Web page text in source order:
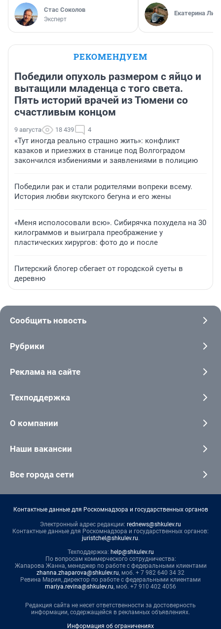
Стас Соколов
Эксперт
Екатерина
РЕКОМЕНДУЕМ
Победили опухоль размером с яйцо и
вытащили младенца с того света.
Пять историй врачей из Тюмени со
счастливым концом
9 августа 18 439 4
«Тут иногда реально страшно жить»: конфликт
казаков и приезжих в станице под Волгоградом
закончился избиениями и заявлениями в полицию
Победили рак и стали родителями вопреки всему.
История любви якутского бегуна и его жены
«Меня исполосовали всю». Сибирячка похудела на 30
килограммов и выиграла преображение у
пластических хирургов: фото до и после
Питерский блогер сбегает от городской суеты в
деревню
Сообщить новость
Рубрики
Реклама на сайте
Техподдержка
О компании
Наши вакансии
Все города сети
Контактные данные для Роскомнадзора и государственных органов
Электронный адрес редакции: rednews@shkulev.ru
Контактные данные для Роскомнадзора и государственных органов:
juristchel@shkulev.ru.
Техподдержка: help@shkulev.ru
По вопросам коммерческого сотрудничества:
Жапарова Жанна, менеджер по работе с федеральными клиентами
zhanna.zhaparova@shkulev.ru, моб. + 7 982 640 34 32
Ревина Мария, директор по работе с федеральными клиентами
mariya.revina@shkulev.ru, моб. +7 910 402 4056
Редакция сайта не несет ответственности за достоверность
информации, содержащейся в рекламных объявлениях.
Информация об ограничениях